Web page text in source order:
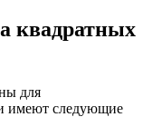
квадратных
для
имеют следующие